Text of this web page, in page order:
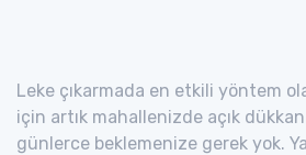
Leke çıkarmada en etkili yöntem
için artık mahallenizde açık
günlerce beklemenize gerek yok.